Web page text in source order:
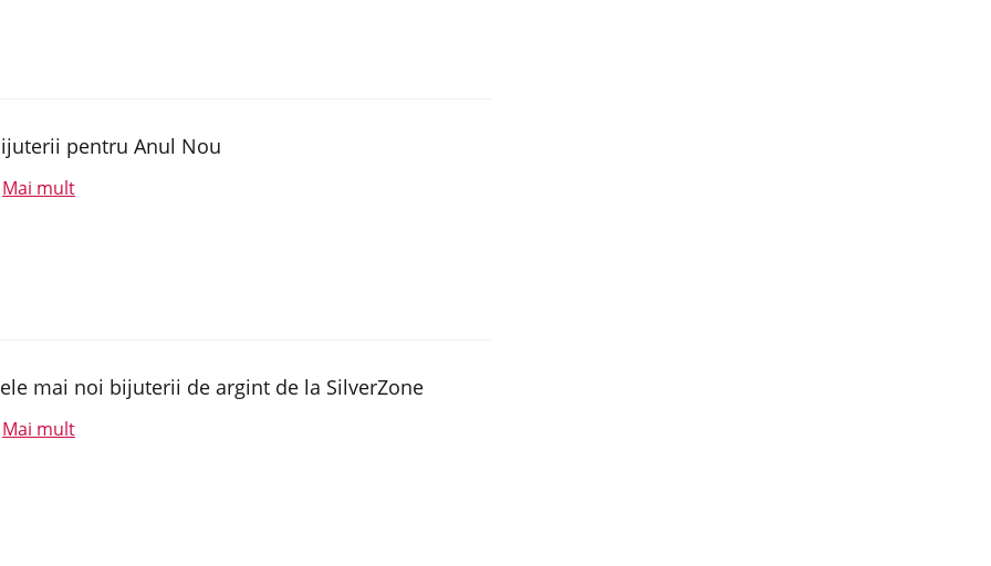
pentru Anul Nou
Mai mult
mai noi bijuterii de argint de la SilverZone
Mai mult